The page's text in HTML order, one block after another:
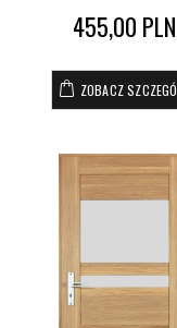
455,00 PLN
ZOBACZ